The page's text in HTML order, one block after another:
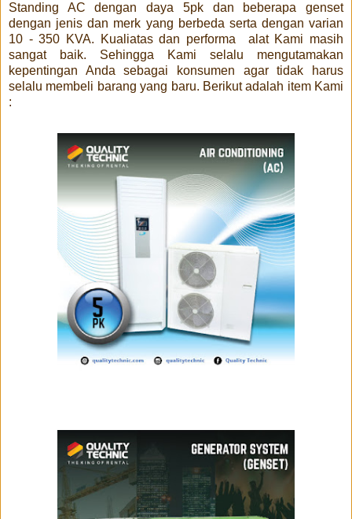
Standing AC dengan daya 5pk dan beberapa genset
dengan jenis dan merk yang berbeda serta dengan varian
10 - 350 KVA. Kualiatas dan performa alat Kami masih
sangat baik. Sehingga Kami selalu mengutamakan
kepentingan Anda sebagai konsumen agar tidak harus
selalu membeli barang yang baru. Berikut adalah item Kami
: